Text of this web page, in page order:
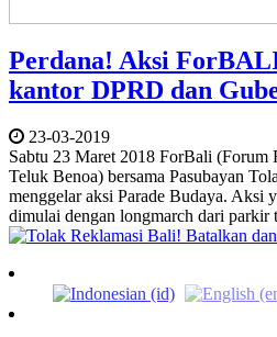
Perdana! Aksi
kantor DPRD dan
23-03-2019
Sabtu 23 Maret 2018 ForBali (Forum
Teluk Benoa) bersama Pasubayan
menggelar aksi Parade Budaya. Aksi
dimulai dengan longmarch dari parkir